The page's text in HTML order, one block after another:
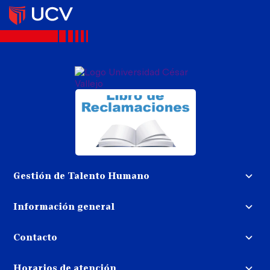
Gestión de Talento Humano
Trabaja con nosotros
Información general
dinero
Libro de reclamaciones
Contacto